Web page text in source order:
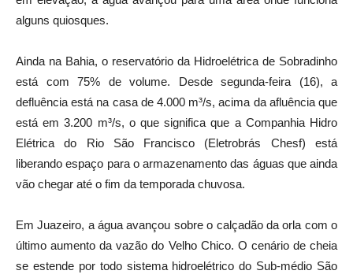
alguns quiosques.
Ainda na Bahia, o reservatório da Hidroelétrica de Sobradinho
está com 75% de volume. Desde segunda-feira (16), a
defluência está na casa de 4.000 m³/s, acima da afluência que
está em 3.200 m³/s, o que significa que a Companhia Hidro
Elétrica do Rio São Francisco (Eletrobrás Chesf) está
liberando espaço para o armazenamento das águas que ainda
vão chegar até o fim da temporada chuvosa.
Em Juazeiro, a água avançou sobre o calçadão da orla com o
último aumento da vazão do Velho Chico. O cenário de cheia
se estende por todo sistema hidroelétrico do Sub-médio São